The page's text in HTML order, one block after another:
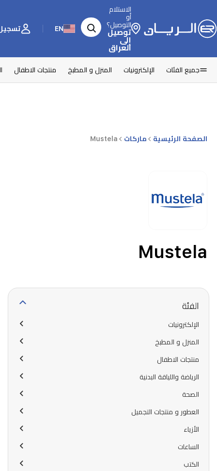
الاستلام
أو
التوصيل؟
توصيل
إلى
العراق
EN تسجيل
جميع الفئات الإلكترونيات المنزل و المطبخ منتجات الاطفال
الصفحة الرئيسية ماركات Mustela
Mustela
الفئة
الإلكترونيات
المنزل و المطبخ
منتجات الاطفال
الرياضة واللياقة البدنية
الصحة
العطور و منتجات التجميل
الأزياء
الساعات
الكتب